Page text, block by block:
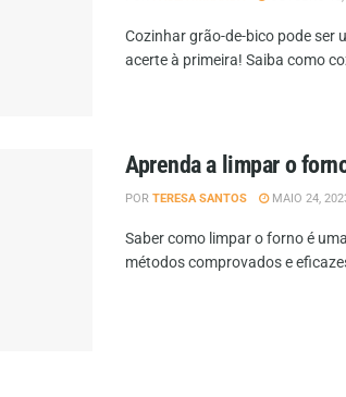
Cozinhar grão-de-bico pode ser
acerte à primeira! Saiba como
Aprenda a limpar o
POR TERESA SANTOS MAIO 24,
Saber como limpar o forno é
métodos comprovados e